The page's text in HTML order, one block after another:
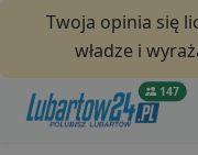
Twoja opinia się
władze i
147